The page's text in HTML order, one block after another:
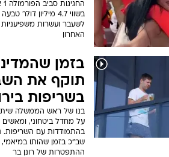
לשעבר ועשרות
האחרון
בזמן
תוקף את
בשריפות
בנו של ראש הממשלה
על מחדל ביטחוני,
בהתמודדות עם השריפות.
שב"כ בזמן שהותו
ההתפטרות של רונן בר